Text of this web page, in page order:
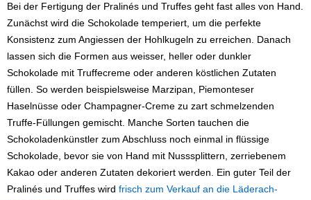
Bei der Fertigung der Pralinés und Truffes geht fast alles von Hand.
Zunächst wird die Schokolade temperiert, um die perfekte
Konsistenz zum Angiessen der Hohlkugeln zu erreichen. Danach
lassen sich die Formen aus weisser, heller oder dunkler
Schokolade mit Truffecreme oder anderen köstlichen Zutaten
füllen. So werden beispielsweise Marzipan, Piemonteser
Haselnüsse oder Champagner-Creme zu zart schmelzenden
Truffe-Füllungen gemischt. Manche Sorten tauchen die
Schokoladenkünstler zum Abschluss noch einmal in flüssige
Schokolade, bevor sie von Hand mit Nusssplittern, zerriebenem
Kakao oder anderen Zutaten dekoriert werden. Ein guter Teil der
Pralinés und Truffes wird frisch zum Verkauf an die Läderach-